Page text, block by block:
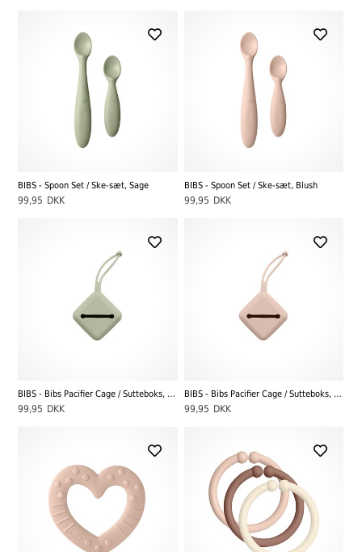
BIBS - Spoon Set / Ske-sæt, Sage
99,95 DKK
BIBS - Spoon Set / Ske-sæt, Blush
99,95 DKK
BIBS - Bibs Pacifier Cage / Sutteboks, Sage
99,95 DKK
BIBS - Bibs Pacifier Cage / Sutteboks, Blush
99,95 DKK